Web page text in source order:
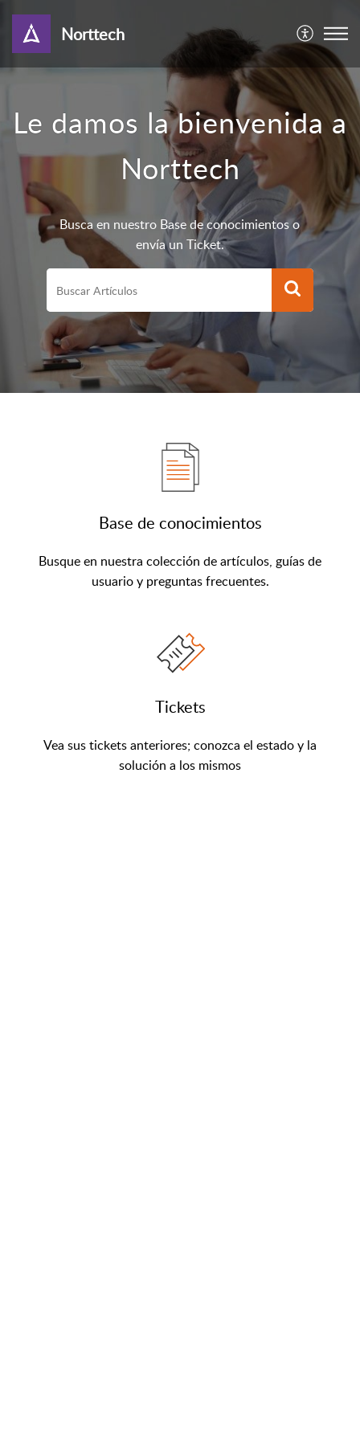
Norttech
Le damos la bienvenida a
Norttech
Busca en nuestro Base de conocimientos o
envía un Ticket.
Base de conocimientos
Busque en nuestra colección de artículos, guías de
usuario y preguntas frecuentes.
Tickets
Vea sus tickets anteriores; conozca el estado y la
solución a los mismos